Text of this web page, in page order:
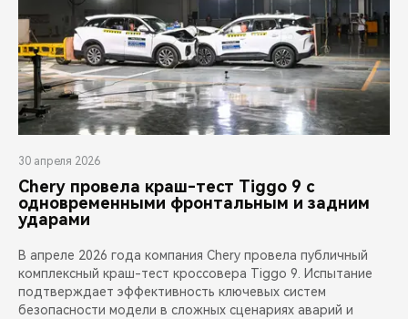
30 апреля 2026
Chery провела краш-тест Tiggo 9 с
одновременными фронтальным и задним
ударами
В апреле 2026 года компания Chery провела публичный
комплексный краш-тест кроссовера Tiggo 9. Испытание
подтверждает эффективность ключевых систем
безопасности модели в сложных сценариях аварий и